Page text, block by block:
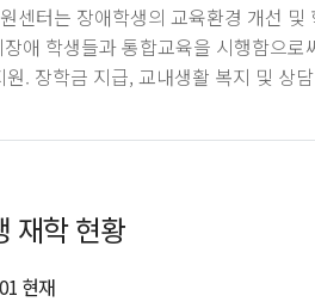
센터는 장애학생의 교육환경 개선
애 학생들과 통합교육을 시행함으
. 장학금 지급, 교내생활 복지 및 상
재학 현황
현재